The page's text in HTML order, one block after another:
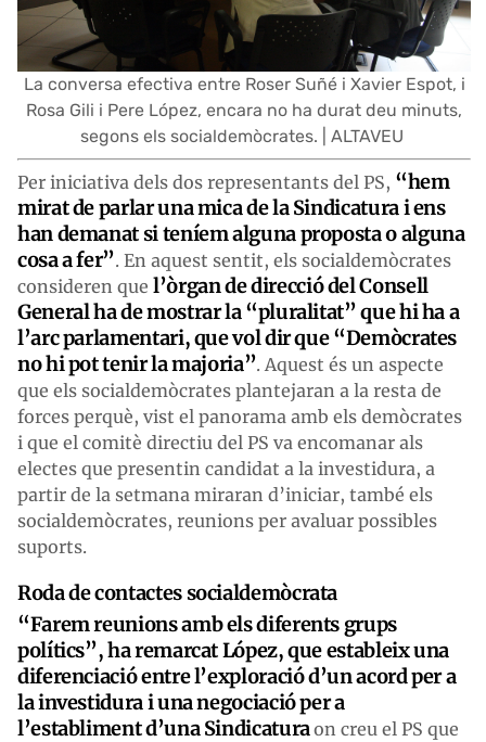
La conversa efectiva entre Roser Suñé i Xavier Espot, i
Rosa Gili i Pere López, encara no ha durat deu minuts,
segons els socialdemòcrates. | ALTAVEU
Per iniciativa dels dos representants del PS, “hem
mirat de parlar una mica de la Sindicatura i ens
han demanat si teníem alguna proposta o alguna
cosa a fer”. En aquest sentit, els socialdemòcrates
consideren que l’òrgan de direcció del Consell
General ha de mostrar la “pluralitat” que hi ha a
l’arc parlamentari, que vol dir que “Demòcrates
no hi pot tenir la majoria”. Aquest és un aspecte
que els socialdemòcrates plantejaran a la resta de
forces perquè, vist el panorama amb els demòcrates
i que el comitè directiu del PS va encomanar als
electes que presentin candidat a la investidura, a
partir de la setmana miraran d’iniciar, també els
socialdemòcrates, reunions per avaluar possibles
suports.
Roda de contactes socialdemòcrata
“Farem reunions amb els diferents grups
polítics”, ha remarcat López, que estableix una
diferenciació entre l’exploració d’un acord per a
la investidura i una negociació per a
l’establiment d’una Sindicaturaon creu el PS que